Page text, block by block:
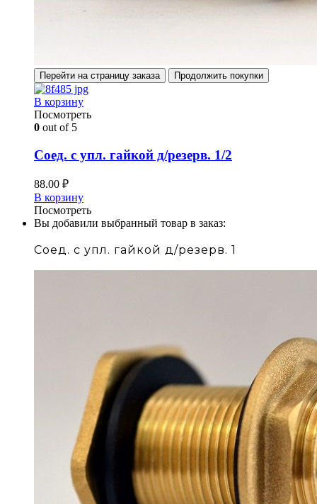
Перейти на страницу заказа Продолжить покупки
В корзину
Посмотреть
0 out of 5
Соед. с упл. гайкой д/резерв. 1/2
88.00 ₽
В корзину
Посмотреть
Вы добавили выбранный товар в заказ:
Соед. с упл. гайкой д/резерв. 1